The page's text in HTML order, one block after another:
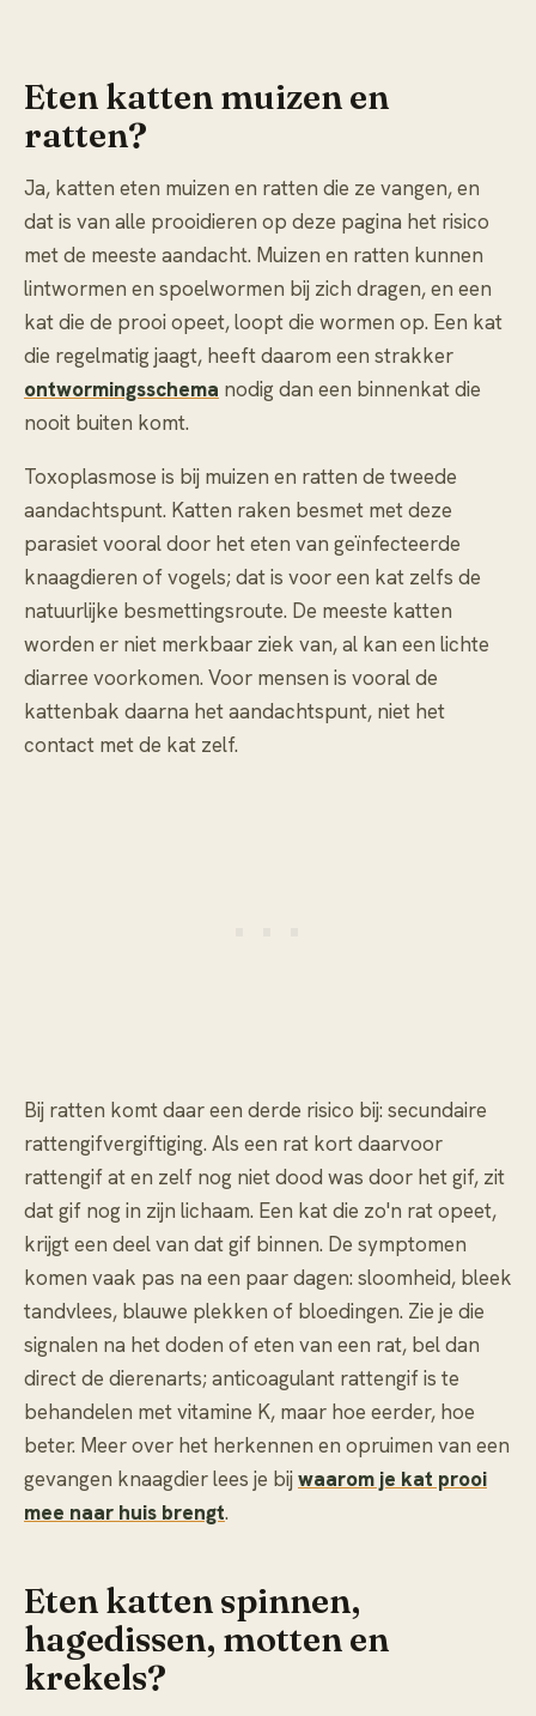
Eten katten muizen en
ratten?
Ja, katten eten muizen en ratten die ze vangen, en
dat is van alle prooidieren op deze pagina het risico
met de meeste aandacht. Muizen en ratten kunnen
lintwormen en spoelwormen bij zich dragen, en een
kat die de prooi opeet, loopt die wormen op. Een kat
die regelmatig jaagt, heeft daarom een strakker
ontwormingsschema nodig dan een binnenkat die
nooit buiten komt.
Toxoplasmose is bij muizen en ratten de tweede
aandachtspunt. Katten raken besmet met deze
parasiet vooral door het eten van geïnfecteerde
knaagdieren of vogels; dat is voor een kat zelfs de
natuurlijke besmettingsroute. De meeste katten
worden er niet merkbaar ziek van, al kan een lichte
diarree voorkomen. Voor mensen is vooral de
kattenbak daarna het aandachtspunt, niet het
contact met de kat zelf.
Bij ratten komt daar een derde risico bij: secundaire
rattengifvergiftiging. Als een rat kort daarvoor
rattengif at en zelf nog niet dood was door het gif, zit
dat gif nog in zijn lichaam. Een kat die zo'n rat opeet,
krijgt een deel van dat gif binnen. De symptomen
komen vaak pas na een paar dagen: sloomheid, bleek
tandvlees, blauwe plekken of bloedingen. Zie je die
signalen na het doden of eten van een rat, bel dan
direct de dierenarts; anticoagulant rattengif is te
behandelen met vitamine K, maar hoe eerder, hoe
beter. Meer over het herkennen en opruimen van een
gevangen knaagdier lees je bij waarom je kat prooi
mee naar huis brengt.
Eten katten spinnen,
hagedissen, motten en
krekels?